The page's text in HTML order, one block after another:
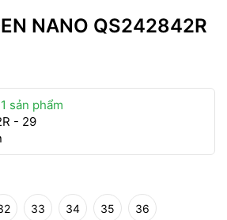
NANO QS242842R
sản phẩm
- 29
33 34 35 36